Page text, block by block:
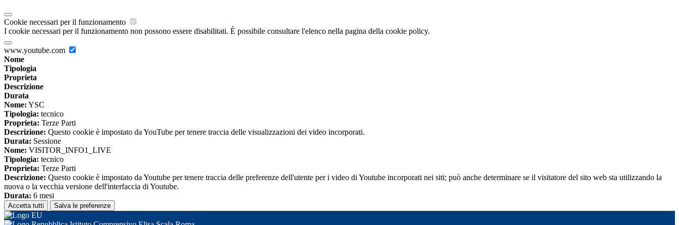
Cookie necessari per il funzionamento
I cookie necessari per il funzionamento non possono essere disabilitati. È possibile consultare l'elenco nella pagina della cookie policy.
www.youtube.com
Nome
Tipologia
Proprieta
Descrizione
Durata
Nome: YSC
Tipologia: tecnico
Proprieta: Terze Parti
Descrizione: Questo cookie è impostato da YouTube per tenere traccia delle visualizzazioni dei video incorporati.
Durata: Sessione
Nome: VISITOR_INFO1_LIVE
Tipologia: tecnico
Proprieta: Terze Parti
Descrizione: Questo cookie è impostato da Youtube per tenere traccia delle preferenze dell'utente per i video di Youtube incorporati nei siti; può anche determinare se il visitatore del sito web sta utilizzando la
nuova o la vecchia versione dell'interfaccia di Youtube.
Durata: 6 mesi
Accetta tutti Salva le preferenze